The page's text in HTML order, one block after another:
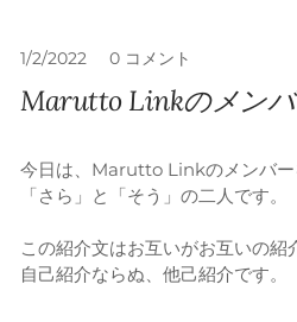
1/2/2022 0 コメント
Marutto Linkのメンバ
今日は、Marutto Linkのメンバー
「さら」と「そう」の二人です。
この紹介文はお互いがお互いの紹
自己紹介ならぬ、他己紹介です。